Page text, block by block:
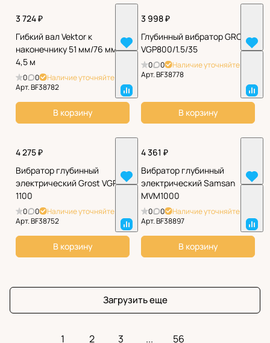
3 724 ₽
Гибкий вал Vektor к
наконечнику 51 мм/76 мм
4,5 м
0 0
Наличие уточняйте
Арт.BF38782
В корзину
3 998 ₽
Глубинный вибратор GROST
VGP800/1.5/35
0 0
Наличие уточняйте
Арт.BF38778
В корзину
4 275 ₽
Вибратор глубинный
электрический Grost VGP
1100
0 0
Наличие уточняйте
Арт.BF38752
В корзину
4 361 ₽
Вибратор глубинный
электрический Samsan
MVM1000
0 0
Наличие уточняйте
Арт.BF38897
В корзину
Загрузить еще
1 2 3 ... 56